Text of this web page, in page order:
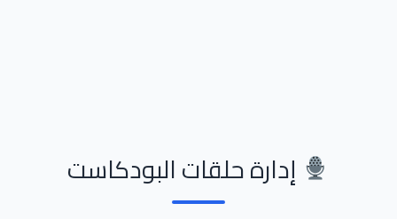
إدارة حلقات البودكاست